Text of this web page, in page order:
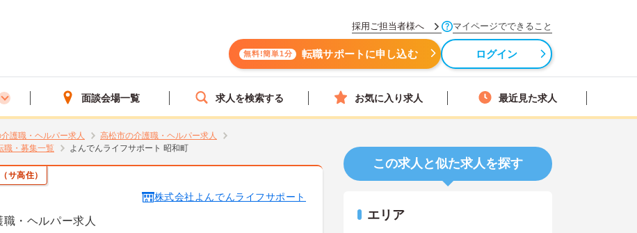
採用ご担当者様へ マイページでできること
無料!簡単1分 転職サポートに申し込む ログイン
面談会場一覧 求人を検索する お気に入り求人 最近見た求人
護職・ヘルパー求人
高松市の介護職・ヘルパー求人
職・募集一覧
よんでんライフサポート 昭和町
サ高住）
株式会社よんでんライフサポート
・ヘルパー求人
この求人と似た求人を探す
エリア